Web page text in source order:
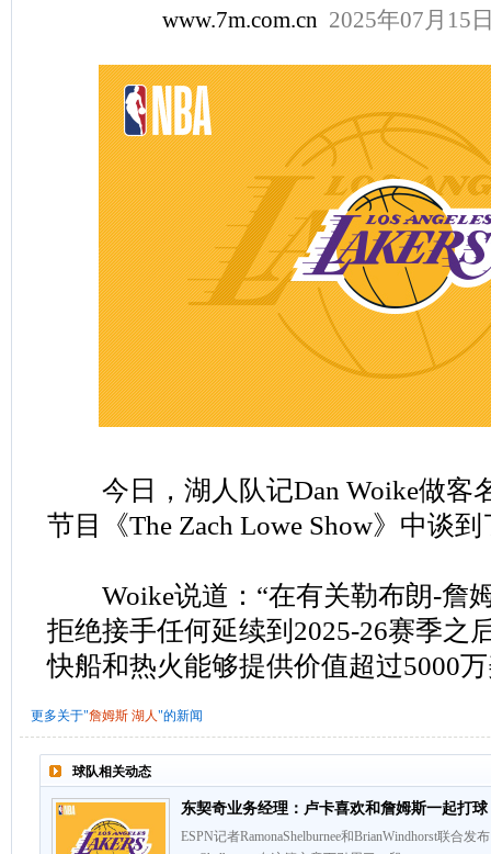
www.7m.com.cn 2025年07月15
今日，湖人队记Dan Woike做客
节目《The Zach Lowe Show》中谈
Woike说道：“在有关勒布朗-詹
拒绝接手任何延续到2025-26赛季之
快船和热火能够提供价值超过5000
更多关于"詹姆斯 湖人"的新闻
球队相关动态
东契奇业务经理：卢卡喜欢和詹姆斯一起打球
ESPN记者RamonaShelburnee和BrianWindhorst联合